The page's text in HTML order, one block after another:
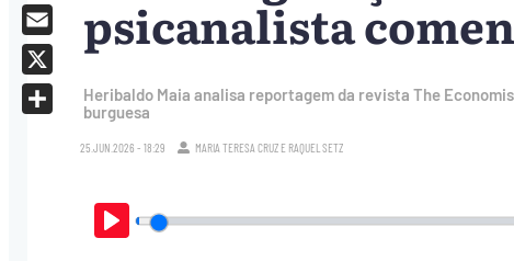
psicanalista
Heribaldo Maia analisa reportagem da revista The
burguesa
25.JUN.2026 - 18:29 MARIA TERESA CRUZ E RAQUEL SETZ
Play
WhatsApp
Email
X